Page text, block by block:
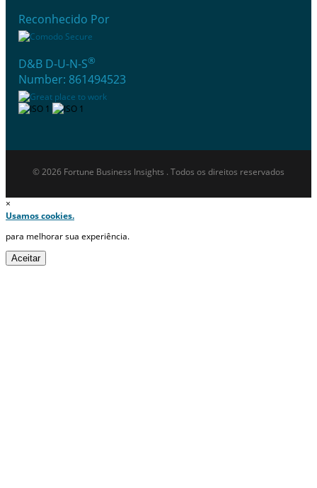
Reconhecido Por
D&B D-U-N-S®
Number: 861494523
© 2026 Fortune Business Insights . Todos os direitos reservados
×
Usamos cookies.
para melhorar sua experiência.
Aceitar